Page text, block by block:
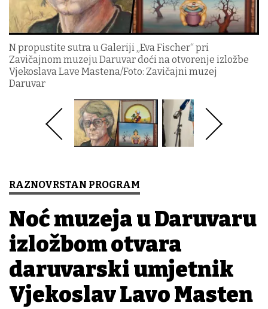
N propustite sutra u Galeriji „Eva Fischer“ pri
Zavičajnom muzeju Daruvar doći na otvorenje izložbe
Vjekoslava Lave Mastena/Foto: Zavičajni muzej
Daruvar
RAZNOVRSTAN PROGRAM
Noć muzeja u Daruvaru
izložbom otvara
daruvarski umjetnik
Vjekoslav Lavo Masten